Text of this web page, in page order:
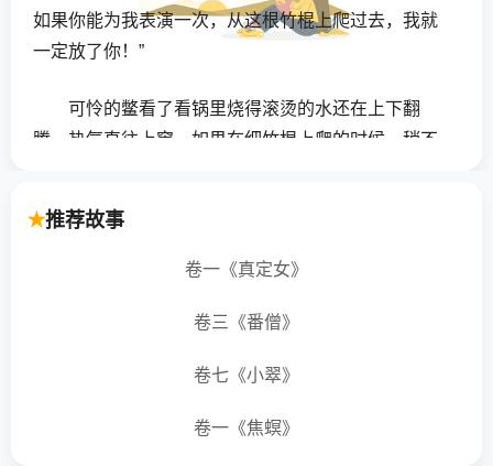
如果你能为我表演一次，从这根竹棍上爬过去，我就
一定放了你！”
可怜的鳖看了看锅里烧得滚烫的水还在上下翻
腾，热气直往上窜，如果在细竹棍上爬的时候，稍不
希望，它想，只要自己万分小心，说不定还真能爬过
***里逃生哩。于是，鳖答应从开水锅上爬过去。
鳖鼓起了平生所有的勇气，集中了它有生以来的
爬过去，反正大不了就是一死。鳖咬紧牙关，一步步
推荐故事
卷一《真定女》
卷三《番僧》
卷七《小翠》
卷一《焦螟》